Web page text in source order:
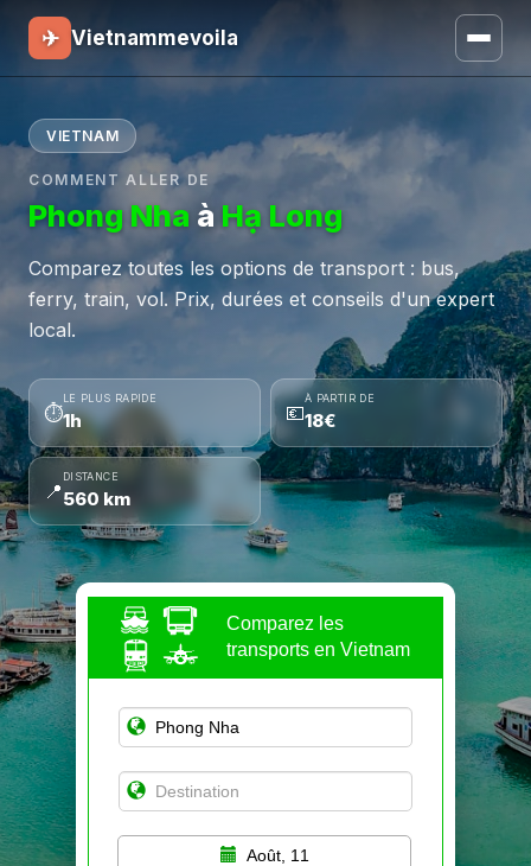
✈ Vietnammevoila
VIETNAM
COMMENT ALLER DE
Phong Nhaà Hạ Long
Comparez toutes les options de transport : bus,
ferry, train, vol. Prix, durées et conseils d'un expert
local.
⏱
LE PLUS RAPIDE
1h 💶
À PARTIR DE
18€
📍
DISTANCE
560 km
Comparez les
transports en Vietnam
Août, 11